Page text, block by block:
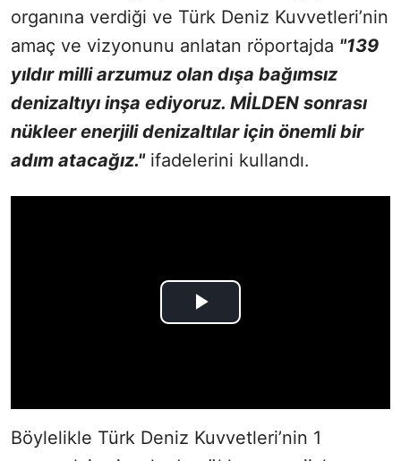
organına verdiği ve Türk Deniz Kuvvetleri’nin
amaç ve vizyonunu anlatan röportajda "139
yıldır milli arzumuz olan dışa bağımsız
denizaltıyı inşa ediyoruz. MİLDEN sonrası
nükleer enerjili denizaltılar için önemli bir
adım atacağız."ifadelerini kullandı.
Böylelikle Türk Deniz Kuvvetleri’nin 1